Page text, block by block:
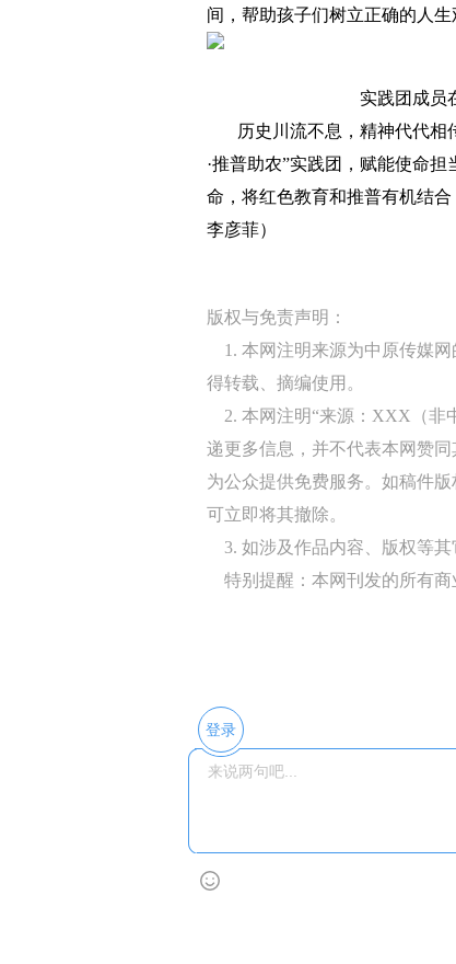
间，帮助孩子们树立正确的人
实践团成员
历史川流不息，精神代代相
·推普助农”实践团，赋能使命
命，将红色教育和推普有机结
李彦菲）
版权与免责声明：
1. 本网注明来源为中原传媒网
得转载、摘编使用。
2. 本网注明“来源：XXX（非
递更多信息，并不代表本网赞
为公众提供免费服务。如稿件
可立即将其撤除。
3. 如涉及作品内容、版权等其
特别提醒：本网刊发的所有商
登录